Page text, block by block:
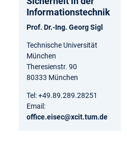
Informationstechnik
Prof. Dr.-Ing. Georg Sigl
Technische Universität
München
Theresienstr. 90
80333 München
Tel: +49.89.289.28251
Email:
office.eisec@xcit.tum.de